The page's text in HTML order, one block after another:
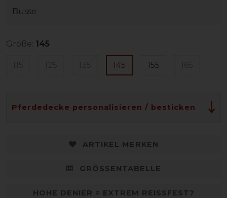
Busse
Größe: 145
145 155
Pferdedecke personalisieren / besticken
ARTIKEL MERKEN
GRÖSSENTABELLE
HOHE DENIER = EXTREM REISSFEST?